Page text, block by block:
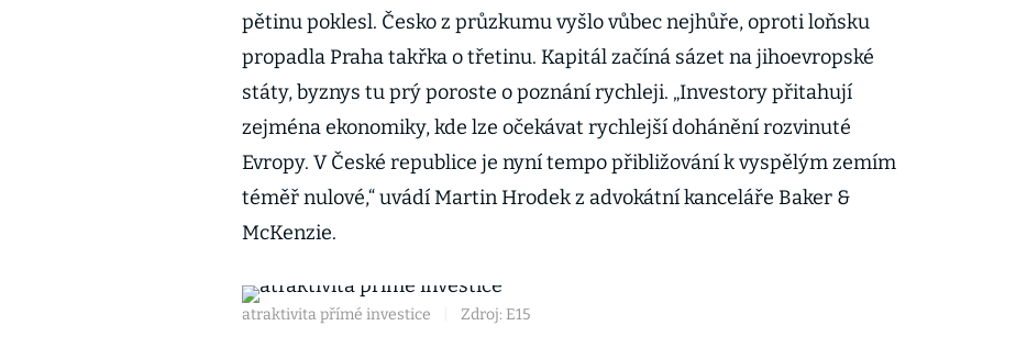
pětinu poklesl. Česko z průzkumu vyšlo vůbec nejhůře, oproti loňsku
propadla Praha takřka o třetinu. Kapitál začíná sázet na jihoevropské
státy, byznys tu prý poroste o poznání rychleji. „Investory přitahují
zejména ekonomiky, kde lze očekávat rychlejší dohánění rozvinuté
Evropy. V České republice je nyní tempo přibližování k vyspělým zemím
téměř nulové,“ uvádí Martin Hrodek z advokátní kanceláře Baker &
McKenzie.
atraktivita přímé investice Zdroj: E15